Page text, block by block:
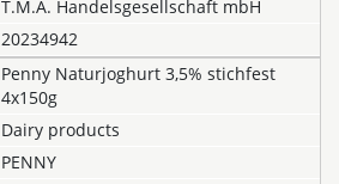
T.M.A. Handelsgesellschaft mbH
20234942
Penny Naturjoghurt 3,5% stichfest
4x150g
Dairy products
PENNY